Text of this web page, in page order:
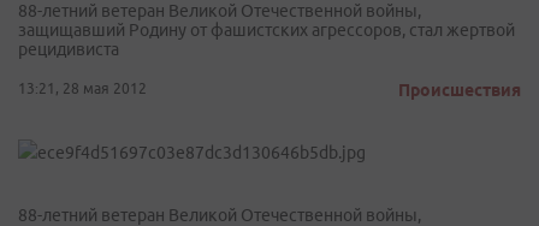
88-летний ветеран Великой Отечественной войны,
защищавший Родину от фашистских агрессоров, стал жертвой
рецидивиста
13:21, 28 мая 2012 Происшествия
88-летний ветеран Великой Отечественной войны,